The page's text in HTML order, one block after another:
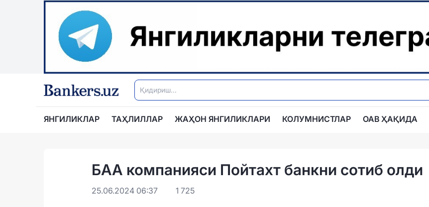
ЯНГИЛИКЛАР ТАҲЛИЛЛАР ЖАҲОН ЯНГИЛИКЛАРИ КОЛУМНИСТЛАР ОАВ ҲАҚИДА
БАА компанияси Пойтахт банкни сотиб олди
25.06.2024 06:37 1 725